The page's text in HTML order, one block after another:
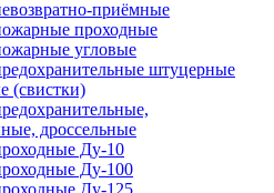
приёмные
проходные
угловые
штуцерные
(свистки)
дроссельные
Ду-10
Ду-100
Ду-125